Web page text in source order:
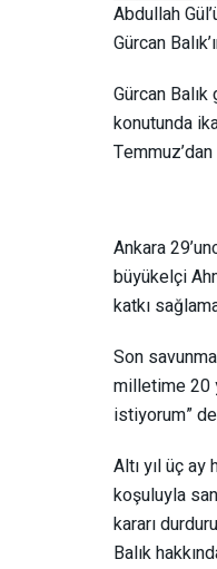
Abdullah
Gürcan
Gürcan
konutunda
Ankara
büyükelçi
katkı
Son
milletime 20
istiyorum”
Altı yıl üç
koşuluyla
kararı
Balık